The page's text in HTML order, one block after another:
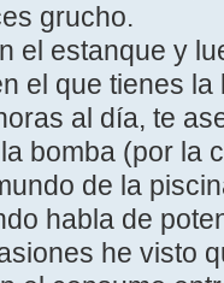
grucho.
el estanque y
el que tienes
al día, te
bomba (por la
de la
habla de
he visto